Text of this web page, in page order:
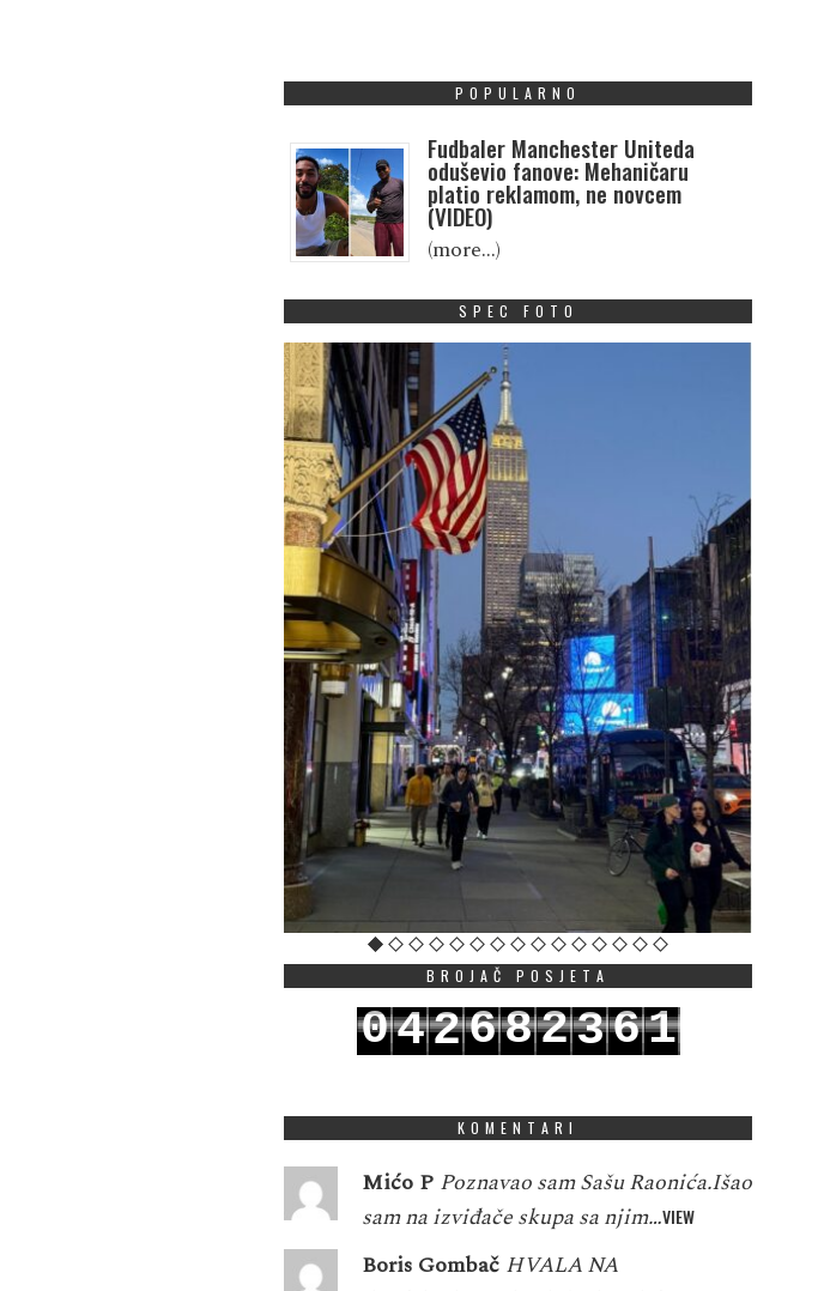
POPULARNO
Fudbaler Manchester Uniteda
oduševio fanove: Mehaničaru
platio reklamom, ne novcem
(VIDEO)
(more…)
SPEC FOTO
BROJAČ POSJETA
042682361
KOMENTARI
Mićo P Poznavao sam Sašu Raonića.Išao
sam na izviđače skupa sa njim…VIEW
Boris Gombač HVALA NA